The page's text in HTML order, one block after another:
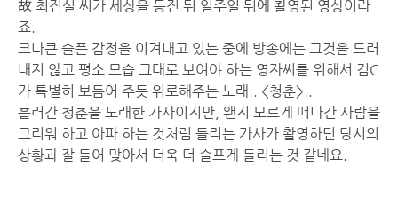
故 최진실 씨가 세상을 등진 뒤 일주일 뒤에 촬영된 영상이라
죠.
크나큰 슬픈 감정을 이겨내고 있는 중에 방송에는 그것을 드러
내지 않고 평소 모습 그대로 보여야 하는 영자씨를 위해서 김C
가 특별히 보듬어 주듯 위로해주는 노래.. <청춘>..
흘러간 청춘을 노래한 가사이지만, 왠지 모르게 떠나간 사람을
그리워 하고 아파 하는 것처럼 들리는 가사가 촬영하던 당시의
상황과 잘 들어 맞아서 더욱 더 슬프게 들리는 것 같네요.